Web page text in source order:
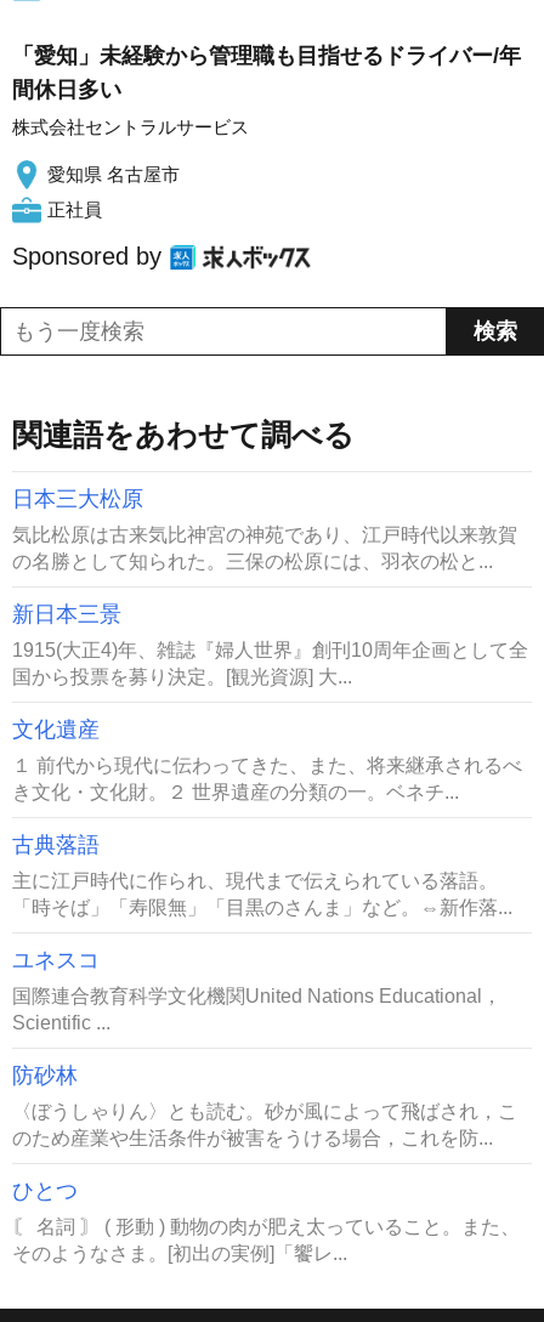
「愛知」未経験から管理職も目指せるドライバー/年
間休日多い
株式会社セントラルサービス
愛知県 名古屋市
正社員
Sponsored by
関連語をあわせて調べる
日本三大松原
気比松原は古来気比神宮の神苑であり、江戸時代以来敦賀
の名勝として知られた。三保の松原には、羽衣の松と...
新日本三景
1915(大正4)年、雑誌『婦人世界』創刊10周年企画として全
国から投票を募り決定。[観光資源] 大...
文化遺産
１ 前代から現代に伝わってきた、また、将来継承されるべ
き文化・文化財。２ 世界遺産の分類の一。ベネチ...
古典落語
主に江戸時代に作られ、現代まで伝えられている落語。
「時そば」「寿限無」「目黒のさんま」など。⇔新作落...
ユネスコ
国際連合教育科学文化機関United Nations Educational，
Scientific ...
防砂林
〈ぼうしゃりん〉とも読む。砂が風によって飛ばされ，こ
のため産業や生活条件が被害をうける場合，これを防...
ひとつ
〘 名詞 〙 ( 形動 ) 動物の肉が肥え太っていること。また、
そのようなさま。[初出の実例]「饗レ...